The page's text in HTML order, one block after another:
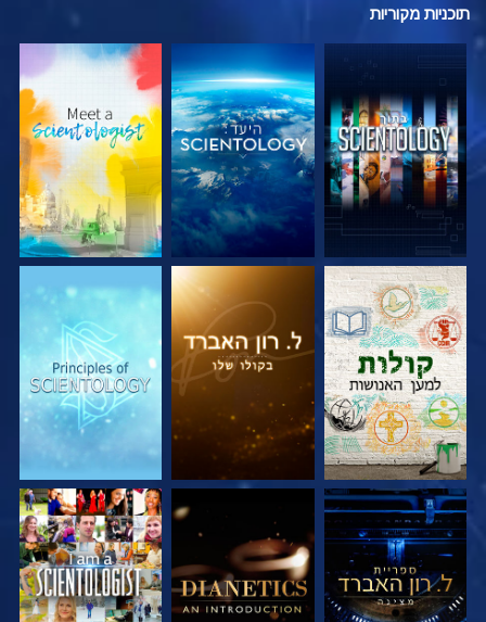
תוכניות מקוריות
בדוק את הסדרה בדוק את הסדרה בדוק את הסדרה
בדוק את הסדרה בדוק את הסדרה צפה